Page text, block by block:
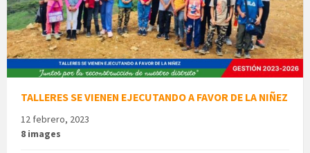
TALLERES SE VIENEN EJECUTANDO A FAVOR DE LA NIÑEZ
12 febrero, 2023
8 images